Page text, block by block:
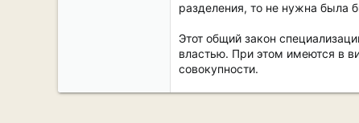
разделения, то не нужна была
Этот общий закон
властью. При этом имеются в
совокупности.